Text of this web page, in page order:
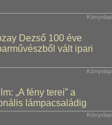
Könyvlap
Dezső 100 éve
vált ipari
Könyvlap
„A fény terei” a
lámpacsaládig
Könyvlap